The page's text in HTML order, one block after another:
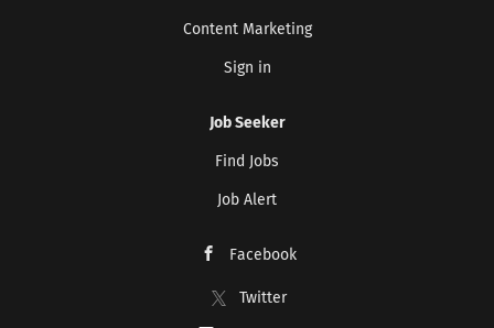
Content Marketing
Sign in
Job Seeker
Find Jobs
Job Alert
Facebook
Twitter